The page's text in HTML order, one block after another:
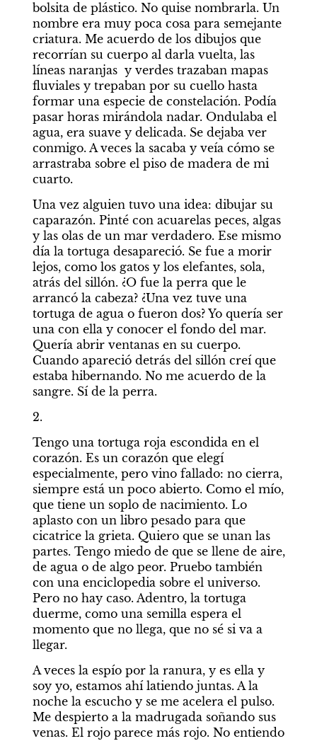
bolsita de plástico. No quise nombrarla. Un
nombre era muy poca cosa para semejante
criatura. Me acuerdo de los dibujos que
recorrían su cuerpo al darla vuelta, las
líneas naranjas  y verdes trazaban mapas
fluviales y trepaban por su cuello hasta
formar una especie de constelación. Podía
pasar horas mirándola nadar. Ondulaba el
agua, era suave y delicada. Se dejaba ver
conmigo. A veces la sacaba y veía cómo se
arrastraba sobre el piso de madera de mi
cuarto.
Una vez alguien tuvo una idea: dibujar su
caparazón. Pinté con acuarelas peces, algas
y las olas de un mar verdadero. Ese mismo
día la tortuga desapareció. Se fue a morir
lejos, como los gatos y los elefantes, sola,
atrás del sillón. ¿O fue la perra que le
arrancó la cabeza? ¿Una vez tuve una
tortuga de agua o fueron dos? Yo quería ser
una con ella y conocer el fondo del mar.
Quería abrir ventanas en su cuerpo.
Cuando apareció detrás del sillón creí que
estaba hibernando. No me acuerdo de la
sangre. Sí de la perra.
2.
Tengo una tortuga roja escondida en el
corazón. Es un corazón que elegí
especialmente, pero vino fallado: no cierra,
siempre está un poco abierto. Como el mío,
que tiene un soplo de nacimiento. Lo
aplasto con un libro pesado para que
cicatrice la grieta. Quiero que se unan las
partes. Tengo miedo de que se llene de aire,
de agua o de algo peor. Pruebo también
con una enciclopedia sobre el universo.
Pero no hay caso. Adentro, la tortuga
duerme, como una semilla espera el
momento que no llega, que no sé si va a
llegar.
A veces la espío por la ranura, y es ella y
soy yo, estamos ahí latiendo juntas. A la
noche la escucho y se me acelera el pulso.
Me despierto a la madrugada soñando sus
venas. El rojo parece más rojo. No entiendo